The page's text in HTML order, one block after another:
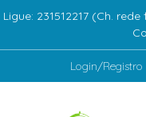
Ligue: 231512217 (Ch.
Login/Registro